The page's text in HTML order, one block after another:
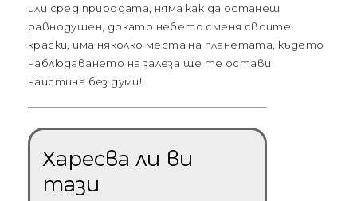
или сред природата, няма как да останеш
равнодушен, докато небето сменя своите
краски, има няколко места на планетата, където
наблюдаването на залеза ще те остави
наистина без думи!
Харесва ли ви
тази